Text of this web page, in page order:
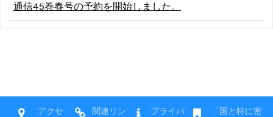
通信45巻春号の予約を開始しました。
アクセ
関連リン
プライバ
「国と特に密